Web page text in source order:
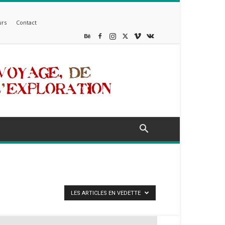
Contact
LES ARTICLES EN VEDETTE